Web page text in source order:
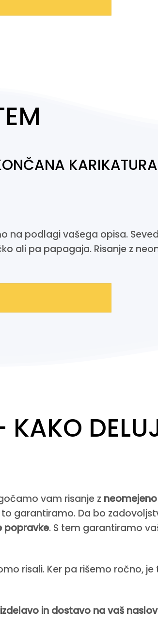
KARIKATURA
na podlagi vašega opisa.
ali pa papagaja. Risanje z
vam risanje z neomejeno
garantiramo. Da bo
popravke. S tem garantiramo
risali. Ker pa rišemo ročno, je
in dostavo na vaš